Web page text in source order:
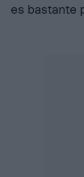
es bastante